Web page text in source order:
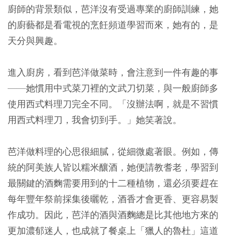
廚師的背景類似，芭洋沒有受過專業的廚師訓練，她
的廚藝都是看電視的烹飪頻道學習而來，她有的，是
天分與興趣。
進入廚房，看到芭洋做菜時，會注意到一件有趣的事
——她慣用中式菜刀裡的文武刀切菜，與一般廚師多
使用西式料理刀完全不同。「沒辦法啊，就是不習慣
用西式料理刀，我會切到手。」她笑著說。
芭洋做料理的心思很細膩，從細微處著眼。例如，傳
統的阿美族人皆以糯米釀酒，她便請教耆老，學習到
最關鍵的酒麴需要用到的十二種植物，還必須要趕在
每年豐年祭前採集後曬乾，酒香才會更香、更容易製
作成功。因此，芭洋的酒與酒麴總是比其他地方來的
更加濃郁迷人，也成就了餐桌上「獵人的魯杜」這道